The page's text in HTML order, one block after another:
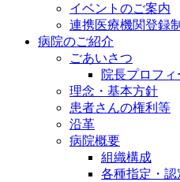
イベントのご案内
連携医療機関登録
病院のご紹介
ごあいさつ
院長プロフィ
理念・基本方針
患者さんの権利等
沿革
病院概要
組織構成
各種指定・認